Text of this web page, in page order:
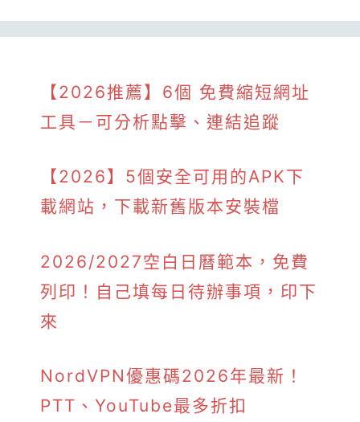
【2026推薦】6個 免費縮短網址
工具－可分析點擊、連結追蹤
【2026】5個安全可用的APK下
載網站，下載新舊版本安裝檔
2026/2027空白日曆範本，免費
列印！自己填每日待辦事項，印下
來
NordVPN優惠碼2026年最新！
PTT、YouTube最多折扣